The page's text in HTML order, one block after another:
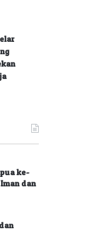
ke-
dan